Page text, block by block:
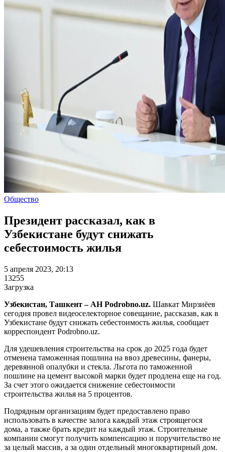
Общество
Президент рассказал, как в
Узбекистане будут снижать
себестоимость жилья
5 апреля 2023, 20:13
13255
Загрузка
Узбекистан, Ташкент – АН Podrobno.uz. Шавкат Мирзиёев
сегодня провел видеоселекторное совещание, рассказав, как в
Узбекистане будут снижать себестоимость жилья, сообщает
корреспондент Podrobno.uz.
Для удешевления строительства на срок до 2025 года будет
отменена таможенная пошлина на ввоз древесины, фанеры,
деревянной опалубки и стекла. Льгота по таможенной
пошлине на цемент высокой марки будет продлена еще на год.
За счет этого ожидается снижение себестоимости
строительства жилья на 5 процентов.
Подрядным организациям будет предоставлено право
использовать в качестве залога каждый этаж строящегося
дома, а также брать кредит на каждый этаж. Строительные
компании смогут получить компенсацию и поручительство не
за целый массив, а за один отдельный многоквартирный дом.